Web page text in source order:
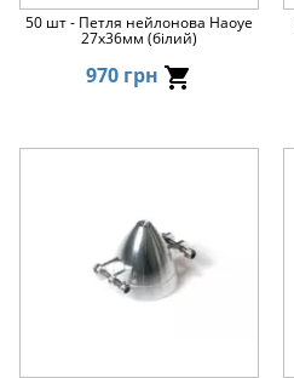
50 шт - Петля нейлонова Haoye
27x36мм (білий)
970 грн